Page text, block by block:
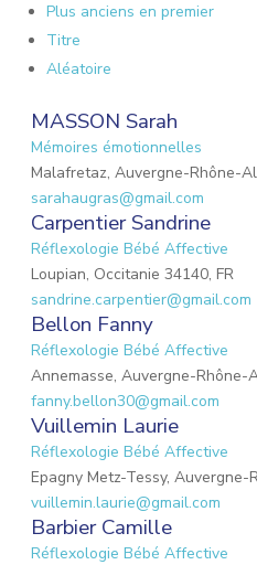
Plus anciens en premier
Titre
Aléatoire
MASSON Sarah
Mémoires émotionnelles
Malafretaz, Auvergne-Rhône-
sarahaugras@gmail.com
Carpentier Sandrine
Réflexologie Bébé Affective
Loupian, Occitanie 34140, FR
sandrine.carpentier@gmail.com
Bellon Fanny
Réflexologie Bébé Affective
Annemasse, Auvergne-Rhône-
fanny.bellon30@gmail.com
Vuillemin Laurie
Réflexologie Bébé Affective
Epagny Metz-Tessy, Auvergne-
vuillemin.laurie@gmail.com
Barbier Camille
Réflexologie Bébé Affective